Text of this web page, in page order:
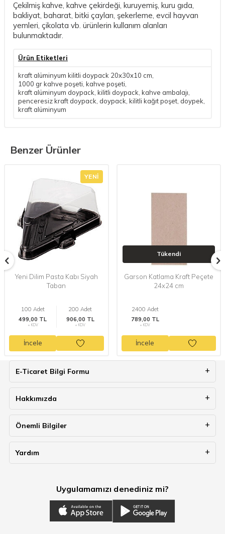
Çekilmiş kahve, kahve çekirdeği, kuruyemiş, kuru gıda,
bakliyat, baharat, bitki çayları, şekerleme, evcil hayvan
yemleri, çikolata vb. ürünlerin kullanım alanları
bulunmaktadır.
Ürün Etiketleri
kraft alüminyum kilitli doypack 20x30x10 cm,
1000 gr kahve poşeti, kahve poşeti,
kraft alüminyum doypack, kilitli doypack, kahve ambalajı,
penceresiz kraft doypack, doypack, kilitli kağıt poşet, doypek,
kraft alüminyum
Benzer Ürünler
YENI
Yeni Dilim Pasta Kabı Siyah
Taban
100 Adet
499,00 TL
+ KDV
200 Adet
906,00 TL
+ KDV
İncele
Tükendi
Garson Katlama Kraft Peçete
24x24 cm
2400 Adet
789,00 TL
+ KDV
İncele
E-Ticaret Bilgi Formu
Hakkımızda
Önemli Bilgiler
Yardım
Uygulamamızı denediniz mi?